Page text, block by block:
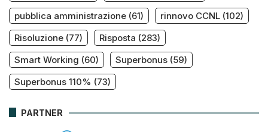
pubblica amministrazione (61) rinnovo CCNL (102)
Risoluzione (77) Risposta (283)
Smart Working (60) Superbonus (59)
Superbonus 110% (73)
PARTNER